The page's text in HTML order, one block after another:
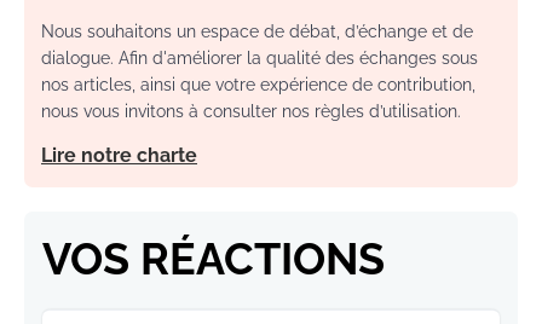
Nous souhaitons un espace de débat, d’échange et de
dialogue. Afin d'améliorer la qualité des échanges sous
nos articles, ainsi que votre expérience de contribution,
nous vous invitons à consulter nos règles d’utilisation.
Lire notre charte
VOS RÉACTIONS